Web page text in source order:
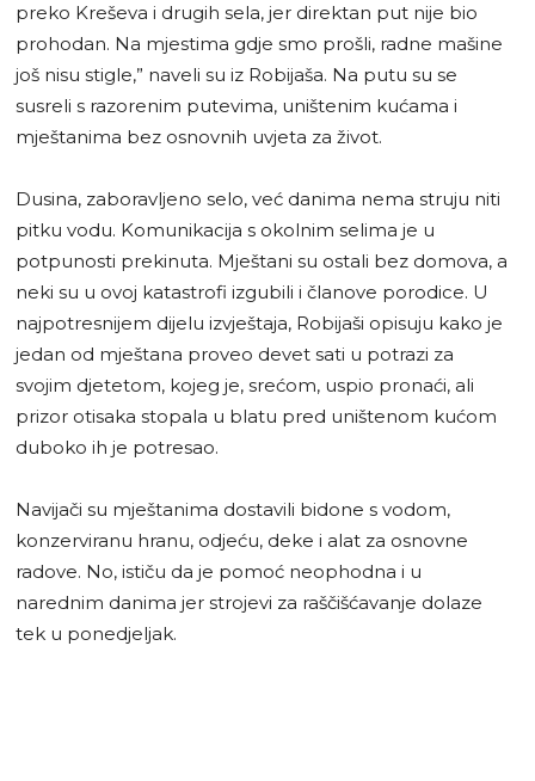
preko Kreševa i drugih sela, jer direktan put nije bio
prohodan. Na mjestima gdje smo prošli, radne mašine
još nisu stigle,” naveli su iz Robijaša. Na putu su se
susreli s razorenim putevima, uništenim kućama i
mještanima bez osnovnih uvjeta za život.
Dusina, zaboravljeno selo, već danima nema struju niti
pitku vodu. Komunikacija s okolnim selima je u
potpunosti prekinuta. Mještani su ostali bez domova, a
neki su u ovoj katastrofi izgubili i članove porodice. U
najpotresnijem dijelu izvještaja, Robijaši opisuju kako je
jedan od mještana proveo devet sati u potrazi za
svojim djetetom, kojeg je, srećom, uspio pronaći, ali
prizor otisaka stopala u blatu pred uništenom kućom
duboko ih je potresao.
Navijači su mještanima dostavili bidone s vodom,
konzerviranu hranu, odjeću, deke i alat za osnovne
radove. No, ističu da je pomoć neophodna i u
narednim danima jer strojevi za raščišćavanje dolaze
tek u ponedjeljak.